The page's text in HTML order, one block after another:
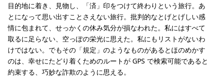
目的地に着き、見物し、「済」印をつけて終わりという旅行。あ
とになって思い出すことさえない旅行。批判的なとげとげしい感
情に包まれて、せっかくの休み気分が損なわれた。私にはすべて
取るに足らない、空っぽの栄光に思えた。私にもリストがないわ
けではない。でもその「規定」のようなものがあるとほのめかす
のは、幸せにたどり着くためのルートが GPS で検索可能であると
約束する、巧妙な詐欺のように思える。